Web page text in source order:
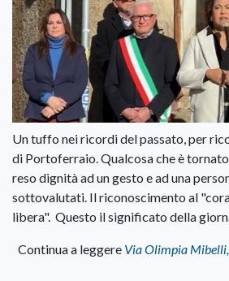
Un tuffo nei ricordi del passato, per
di Portoferraio. Qualcosa che è
reso dignità ad un gesto e ad una
sottovalutati. Il riconoscimento al
libera". Questo il significato della
Continua a leggere Via Olimpia